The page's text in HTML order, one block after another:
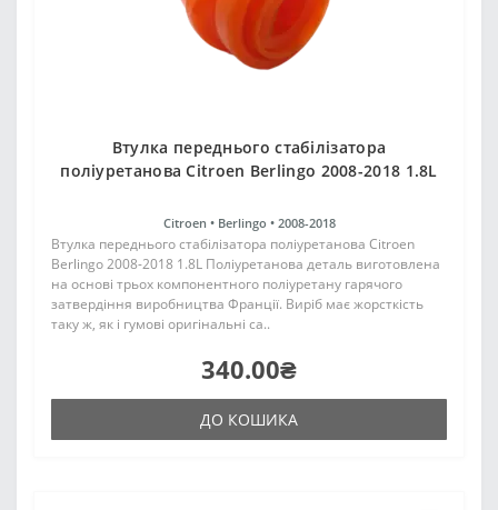
Втулка переднього стабілізатора
поліуретанова Citroen Berlingo 2008-2018 1.8L
Citroen • Berlingo • 2008-2018
Втулка переднього стабілізатора поліуретанова Citroen
Berlingo 2008-2018 1.8L Поліуретанова деталь виготовлена
на основі трьох компонентного поліуретану гарячого
затвердіння виробництва Франції. Виріб має жорсткість
таку ж, як і гумові оригінальні са..
340.00₴
ДО КОШИКА